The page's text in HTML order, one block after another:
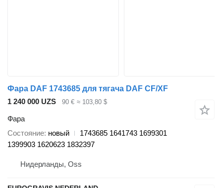
Фара DAF 1743685 для тягача DAF CF/XF
1 240 000 UZS
90 € ≈ 103,80 $
Фара
Состояние новый
1743685 1641743 1699301
1399903 1620623 1832397
Нидерланды, Oss